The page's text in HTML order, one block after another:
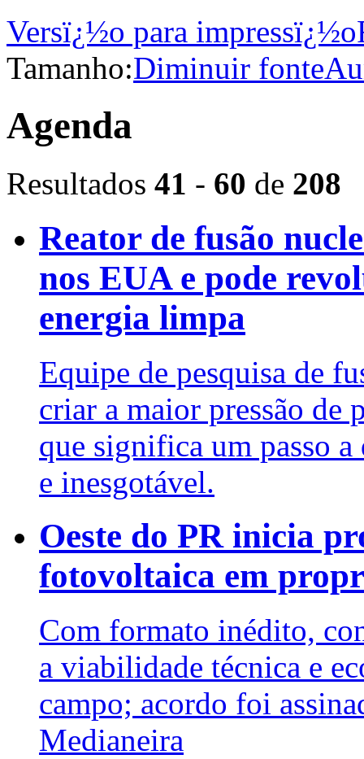
Versï¿½o para impressï¿½o
Tamanho:Diminuir fonte
Agenda
Resultados 41 - 60 de 208
Reator de fusão
nos EUA e pode
energia limpa
Equipe de pesquisa de
criar a maior pressão de
que significa um passo
e inesgotável.
Oeste do PR inicia
fotovoltaica em
Com formato inédito,
a viabilidade técnica e
campo; acordo foi
Medianeira